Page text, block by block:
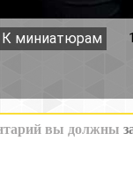
К миниатюрам